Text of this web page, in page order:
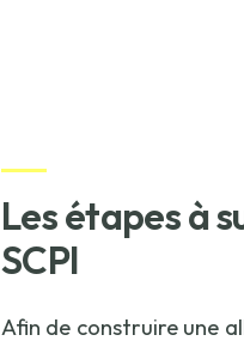
Les étapes à
SCPI
Afin de construire une